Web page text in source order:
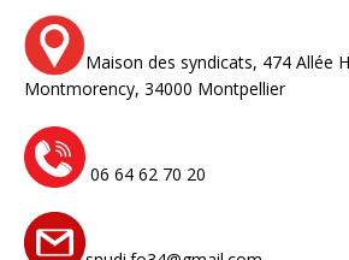
Maison des syndicats, 474 Allée
Montmorency, 34000 Montpellier
06 64 62 70 20